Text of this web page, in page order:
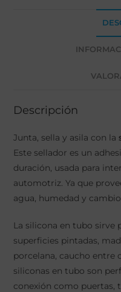
Descripción
Junta, sella y asila con la
Este sellador es un
duración, usada para
automotriz. Ya que
agua, humedad y
La silicona en tubo sirve
superficies pintadas,
porcelana, caucho entre
siliconas en tubo son
conexión como puertas,